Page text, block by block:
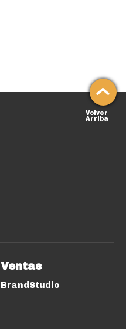
Volver
Arriba
Ventas
BrandStudio